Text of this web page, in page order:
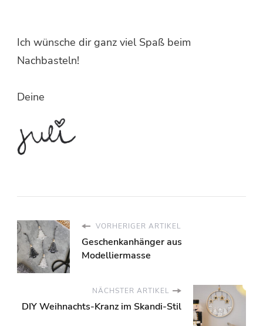
Ich wünsche dir ganz viel Spaß beim
Nachbasteln!
Deine
VORHERIGER ARTIKEL
Geschenkanhänger aus
Modelliermasse
NÄCHSTER ARTIKEL
DIY Weihnachts-Kranz im Skandi-Stil